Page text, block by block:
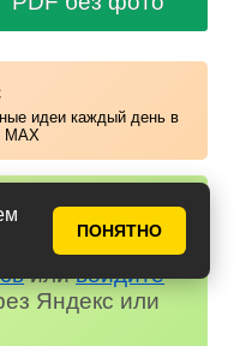
ПОНЯТНО
идеи каждый день в
MAX
Аймкук. Просто
иливойдите
Яндекс или